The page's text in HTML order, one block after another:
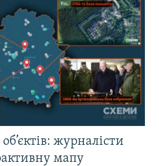
журналісти
мапу